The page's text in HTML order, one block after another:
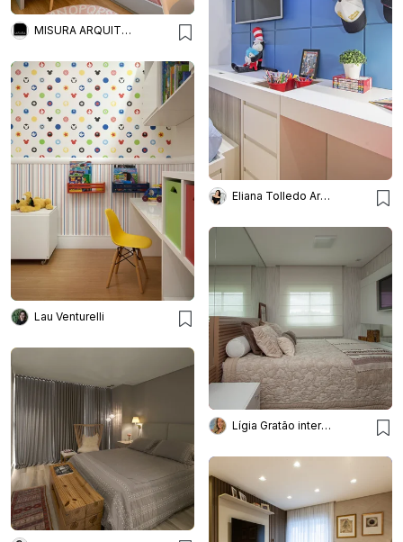
MISURA ARQUITETURA E INTERIORES
Eliana Tolledo Arquitetura e Interiores
Lau Venturelli
Lígia Gratão interiores arquitetura